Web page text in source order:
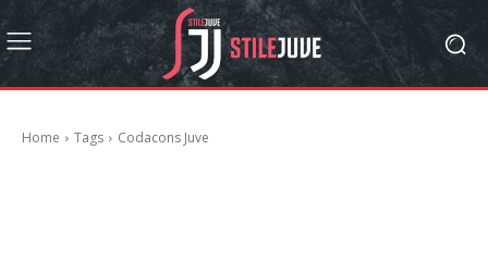
Home Tags Codacons Juve